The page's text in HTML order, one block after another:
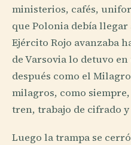
ministerios, cafés,
que Polonia debía llegar
Ejército Rojo avanzaba
de Varsovia lo detuvo
después como el
milagros, como
tren, trabajo de cifrado
Luego la trampa se